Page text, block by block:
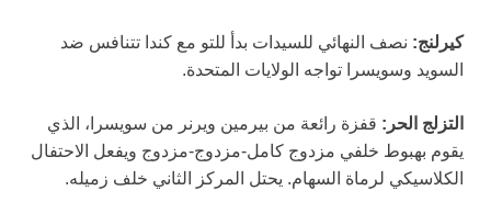
كيرلنج: نصف النهائي للسيدات بدأ للتو مع كندا تتنافس ضد
السويد وسويسرا تواجه الولايات المتحدة.
التزلج الحر: قفزة رائعة من بيرمين ويرنر من سويسرا، الذي
يقوم بهبوط خلفي مزدوج كامل-مزدوج-مزدوج ويفعل الاحتفال
الكلاسيكي لرماة السهام. يحتل المركز الثاني خلف زميله.